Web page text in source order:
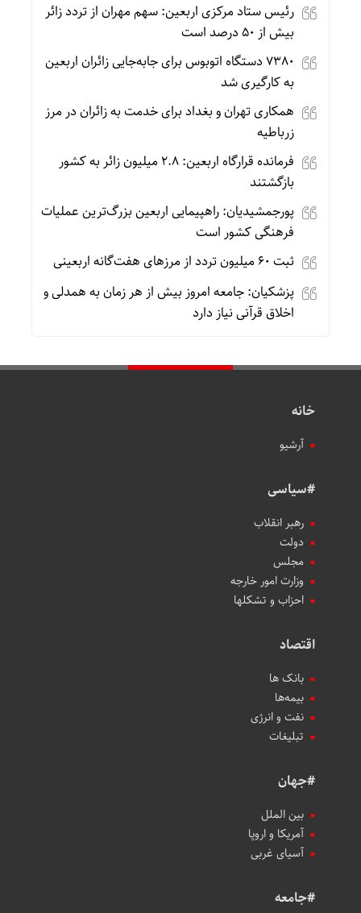
رئیس ستاد مرکزی اربعین: سهم مهران از تردد زائر
بیش از ۵۰ درصد است
۷۳۸۰ دستگاه اتوبوس برای جابه‌جایی زائران اربعین
به‌ کارگیری شد
همکاری تهران و بغداد برای خدمت به زائران در مرز
زرباطیه
فرمانده قرارگاه اربعین: ۲.۸ میلیون زائر به کشور
بازگشتند
پورجمشیدیان: راهپیمایی اربعین بزرگ‌ترین عملیات
فرهنگی کشور است
ثبت ۶۰ میلیون تردد از مرزهای هفت‌گانه اربعینی
پزشکیان: جامعه امروز بیش از هر زمان به همدلی و
اخلاق قرآنی نیاز دارد
خانه
آرشیو
#سیاسی
رهبر انقلاب
دولت
مجلس
وزارت امور خارجه
احزاب و تشکلها
اقتصاد
بانک ها
بیمه‌ها
نفت و انرژی
تبلیغات
#جهان
بین الملل
آمریکا و اروپا
آسیای غربی
#جامعه